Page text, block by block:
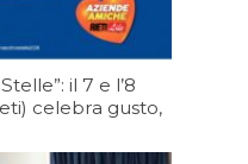
il 7 e l’8
celebra gusto,